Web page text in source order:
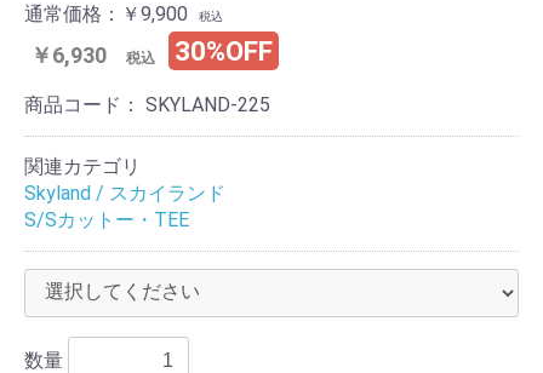
通常価格： ￥9,900 税込
￥6,930 税込 30%OFF
商品コード： SKYLAND-225
関連カテゴリ
Skyland / スカイランド
S/Sカットー・TEE
数量